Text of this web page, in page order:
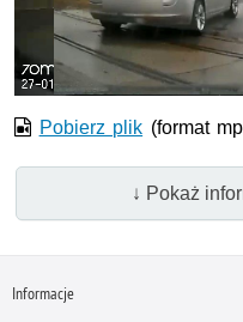
Pobierz plik (format
↓ Pokaż
Informacje